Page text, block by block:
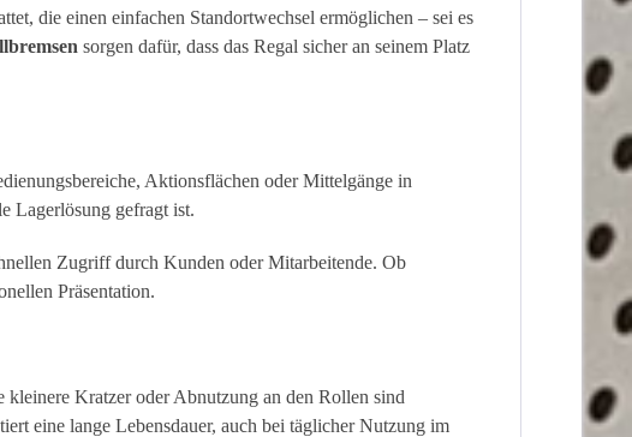
die einen einfachen Standortwechsel ermöglichen – sei es
sorgen dafür, dass das Regal sicher an seinem Platz
Aktionsflächen oder Mittelgänge in
Lagerlösung gefragt ist.
Zugriff durch Kunden oder Mitarbeitende. Ob
Präsentation.
kleinere Kratzer oder Abnutzung an den Rollen sind
eine lange Lebensdauer, auch bei täglicher Nutzung im